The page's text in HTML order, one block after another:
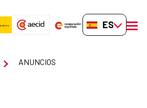
ES-ES
ANUNCIOS